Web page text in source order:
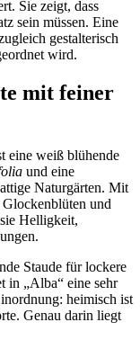
Sie zeigt, dass
sein müssen. Eine
gestalterisch
wird.
mit feiner
eine weiß blühende
und eine
Naturgärten. Mit
und
Helligkeit,
Staude für lockere
in „Alba“ eine sehr
heimisch ist
Genau darin liegt